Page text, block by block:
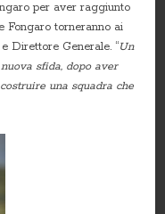
per aver raggiunto
Fongaro torneranno ai
Direttore Generale. “Un
sfida, dopo aver
una squadra che